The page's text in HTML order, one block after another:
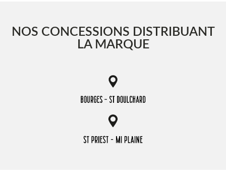
NOS CONCESSIONS DISTRIBUANT
LA MARQUE